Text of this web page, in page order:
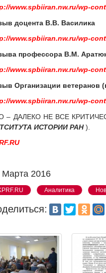
www.spbiiran.nw.ru/wp-
доцента В.В. Василика
www.spbiiran.nw.ru/wp-
профессора В.М.
www.spbiiran.nw.ru/wp-
Организации ветеранов
www.spbiiran.nw.ru/wp-
– ДАЛЕКО НЕ ВСЕ
ИСТОРИИ РАН).
Марта 2016
Аналитика